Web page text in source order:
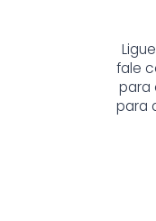
fale
para
para